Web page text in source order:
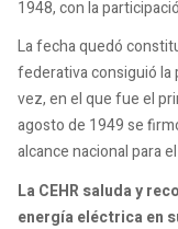
1948, con la
La fecha quedó
federativa consiguió la
vez, en el que fue el
agosto de 1949 se
alcance nacional para
La CEHR saluda y
energía eléctrica en